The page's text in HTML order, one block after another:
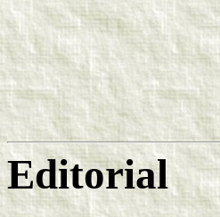
Editorial